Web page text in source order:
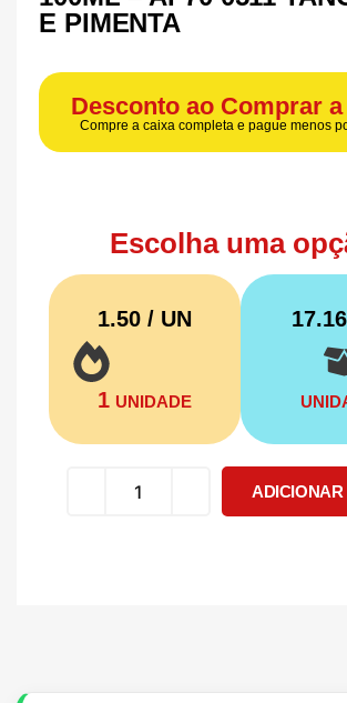
E PIMENTA
Desconto ao Comprar
Compre a caixa completa e pague menos
Escolha uma
1.50 / UN
1 UNIDADE
17.16
ADICIONAR